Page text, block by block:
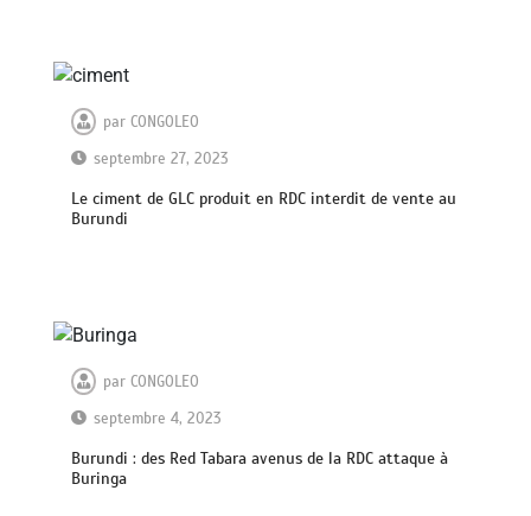
parCONGOLEO
septembre 27, 2023
Le ciment de GLC produit en RDC interdit de vente au
Burundi
parCONGOLEO
septembre 4, 2023
Burundi : des Red Tabara avenus de la RDC attaque à
Buringa